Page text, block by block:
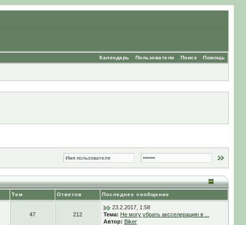
Помощь
Поиск
Пользователи
Календарь
Тем Ответов Последнее сообщение
47 212
23.2.2017, 1:58
Тема: Не могу убрать аксселерацию в ...
Автор: Biker